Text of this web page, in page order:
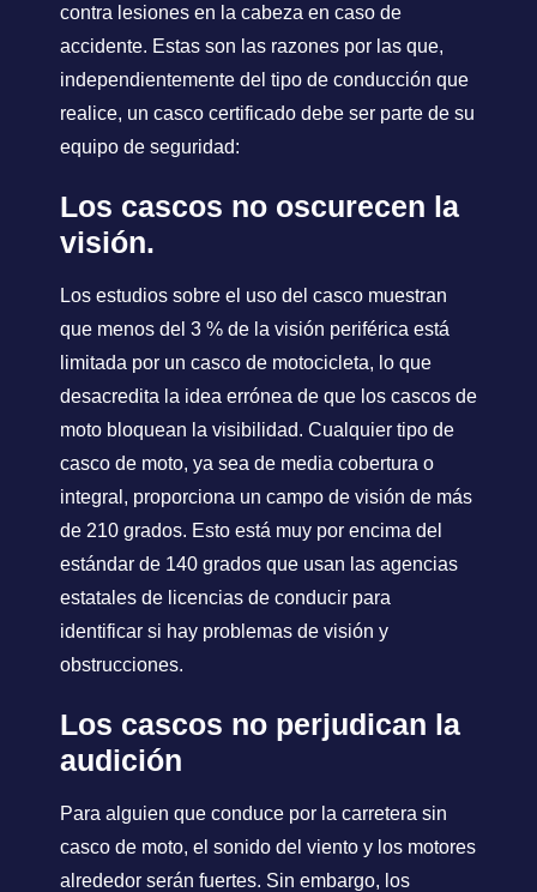
contra lesiones en la cabeza en caso de
accidente. Estas son las razones por las que,
independientemente del tipo de conducción que
realice, un casco certificado debe ser parte de su
equipo de seguridad:
Los cascos no oscurecen la
visión.
Los estudios sobre el uso del casco muestran
que menos del 3 % de la visión periférica está
limitada por un casco de motocicleta, lo que
desacredita la idea errónea de que los cascos de
moto bloquean la visibilidad. Cualquier tipo de
casco de moto, ya sea de media cobertura o
integral, proporciona un campo de visión de más
de 210 grados. Esto está muy por encima del
estándar de 140 grados que usan las agencias
estatales de licencias de conducir para
identificar si hay problemas de visión y
obstrucciones.
Los cascos no perjudican la
audición
Para alguien que conduce por la carretera sin
casco de moto, el sonido del viento y los motores
alrededor serán fuertes. Sin embargo, los